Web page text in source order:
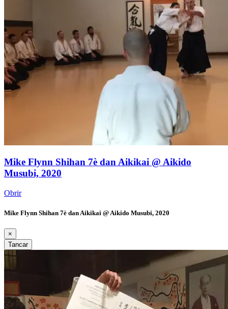
Mike Flynn Shihan 7è dan Aikikai @ Aikido
Musubi, 2020
Obrir
Mike Flynn Shihan 7è dan Aikikai @ Aikido Musubi, 2020
×
Tancar